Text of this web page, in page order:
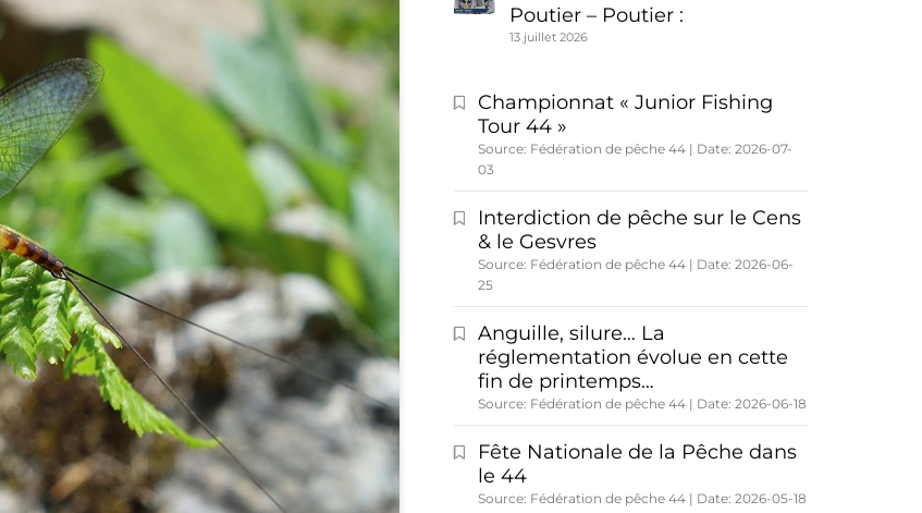
Poutier – Poutier :
13 juillet 2026
Championnat « Junior Fishing
Tour 44 »
Source: Fédération de pêche 44
Date: 2026-07-
03
Interdiction de pêche sur le Cens
& le Gesvres
Source: Fédération de pêche 44
Date: 2026-06-
25
Anguille, silure… La
réglementation évolue en cette
fin de printemps…
Source: Fédération de pêche 44 Date: 2026-06-18
Fête Nationale de la Pêche dans
le 44
Source: Fédération de pêche 44 Date: 2026-05-18